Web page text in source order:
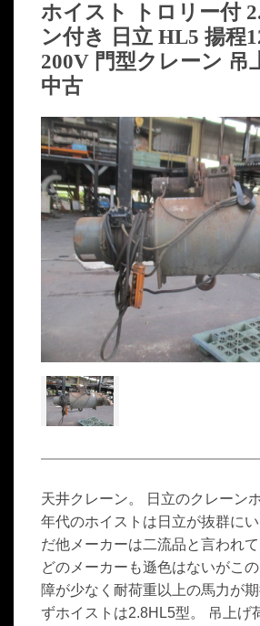
ホイスト トロリー付
ン付き 日立 HL5 揚程
200V 門型クレーン 吊
中古
天井クレーン。 日立のクレーン
年代のホイストは日立が抜群に
だ他メーカーは二流品と言われ
どのメーカーも遜色はないがこ
障が少なく耐荷重以上の馬力が
ずホイストは2.8HL5型。 吊上げ